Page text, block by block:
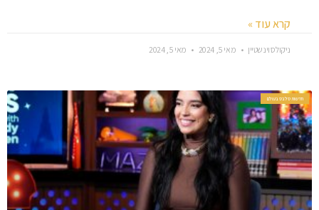
קרא עוד »
ניקולס וינשטיין מאי 5, 2024 מאי 5, 2024
חדשות סלבס בעולם